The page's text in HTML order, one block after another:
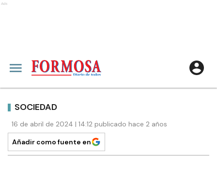
Ads
SOCIEDAD
16 de abril de 2024 | 14:12 publicado hace 2 años
Añadir como fuente en